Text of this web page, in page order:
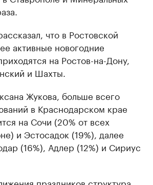
что в Ростовской
активные новогодние
на Ростов-на-Дону,
и Шахты.
Жукова, больше всего
в Краснодарском крае
на Сочи (20% от всех
и Эстосадок (19%), далее
(16%), Адлер (12%) и Сириус